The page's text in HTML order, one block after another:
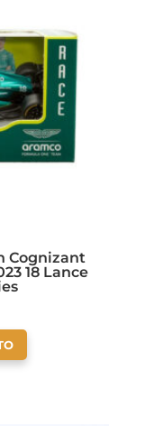
Cognizant
18 Lance